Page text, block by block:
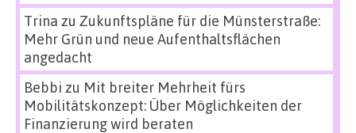
Trina zu Zukunftspläne für die Münsterstraße:
Mehr Grün und neue Aufenthaltsflächen
angedacht
Bebbi zu Mit breiter Mehrheit fürs
Mobilitätskonzept: Über Möglichkeiten der
Finanzierung wird beraten